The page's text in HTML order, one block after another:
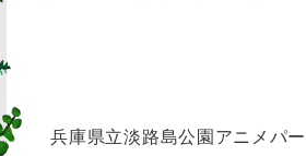
兵庫県立淡路島公園アニメパ